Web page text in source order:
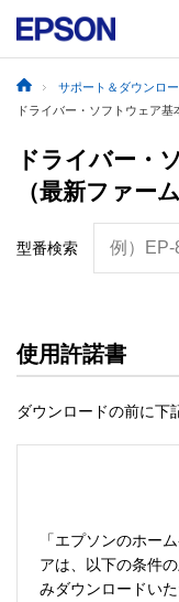
サポート＆ダウンロ
ドライバー・ソフトウェア基
ドライバー・
（最新ファー
型番検索 例）EP-
使用許諾書
ダウンロードの前に下
「エプソンのホー
アは、以下の条件
みダウンロードい